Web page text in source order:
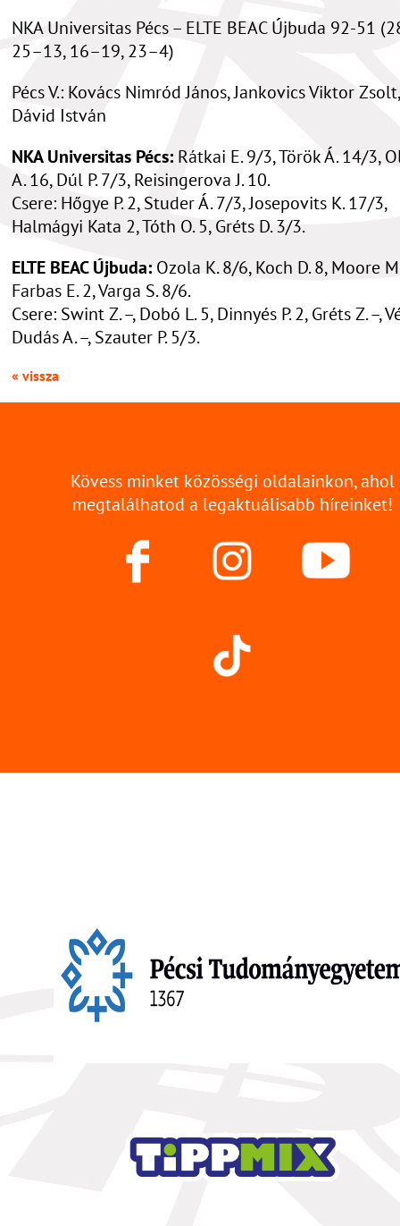
NKA Universitas Pécs – ELTE BEAC Újbuda 92-51
25–13, 16–19, 23–4)
Pécs V.: Kovács Nimród János, Jankovics Viktor
Dávid István
NKA Universitas Pécs: Rátkai E. 9/3, Török Á. 14/3,
A. 16, Dúl P. 7/3, Reisingerova J. 10.
Csere: Hőgye P. 2, Studer Á. 7/3, Josepovits K. 17/3,
Halmágyi Kata 2, Tóth O. 5, Gréts D. 3/3.
ELTE BEAC Újbuda: Ozola K. 8/6, Koch D. 8, Moore
Farbas E. 2, Varga S. 8/6.
Csere: Swint Z. –, Dobó L. 5, Dinnyés P. 2, Gréts Z. –,
Dudás A. –, Szauter P. 5/3.
« vissza
Kövess minket közösségi oldalainkon, ahol
megtalálhatod a legaktuálisabb híreinket!